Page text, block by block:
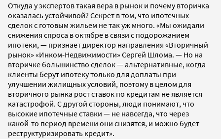
Откуда у экспертов такая вера в рынок и почему вторичка
оказалась устойчивой? Секрет в том, что ипотечных
сделок с готовым жильем не так уж много. «Мы ожидали
снижения спроса в октябре в связи с подорожанием
ипотеки, — признает директор направления «Вторичный
рынок» «Инком-Недвижимости» Сергей Шлома. — Но на
вторичке большинство сделок — альтернативные, когда
клиенты берут ипотеку только для доплаты при
улучшении жилищных условий, поэтому в целом для
вторичного рынка рост ставок по кредитам не является
катастрофой. С другой стороны, люди понимают, что
высокие ипотечные ставки — не навсегда, что через
какой-то период времени они снизятся, и можно будет
реструктуризировать кредит».